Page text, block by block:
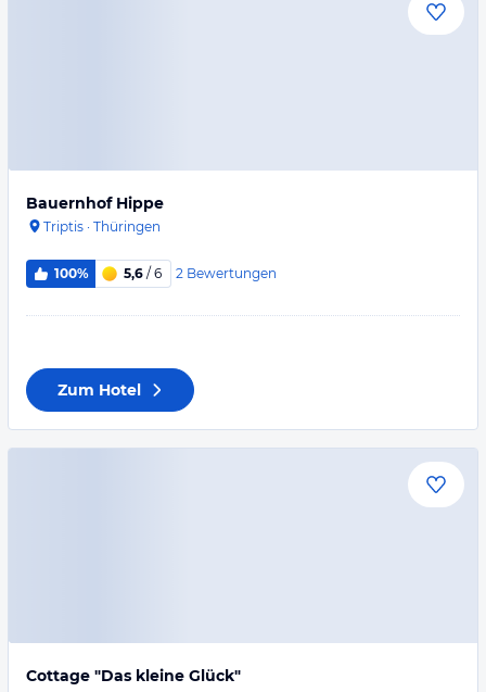
Bauernhof Hippe
Triptis · Thüringen
100% 5,6 / 6 2 Bewertungen
Zum Hotel
Cottage "Das kleine Glück"